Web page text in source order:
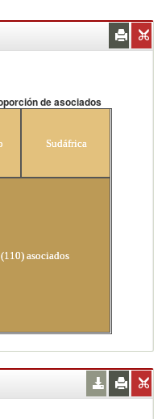
de asociados
Sudáfrica
asociados